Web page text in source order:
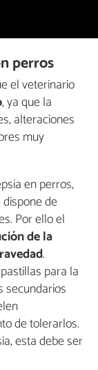
perros
el veterinario
, ya que la
alteraciones
muy
en perros,
de
Por ello el
de la
.
para la
secundarios
de tolerarlos.
esta debe ser